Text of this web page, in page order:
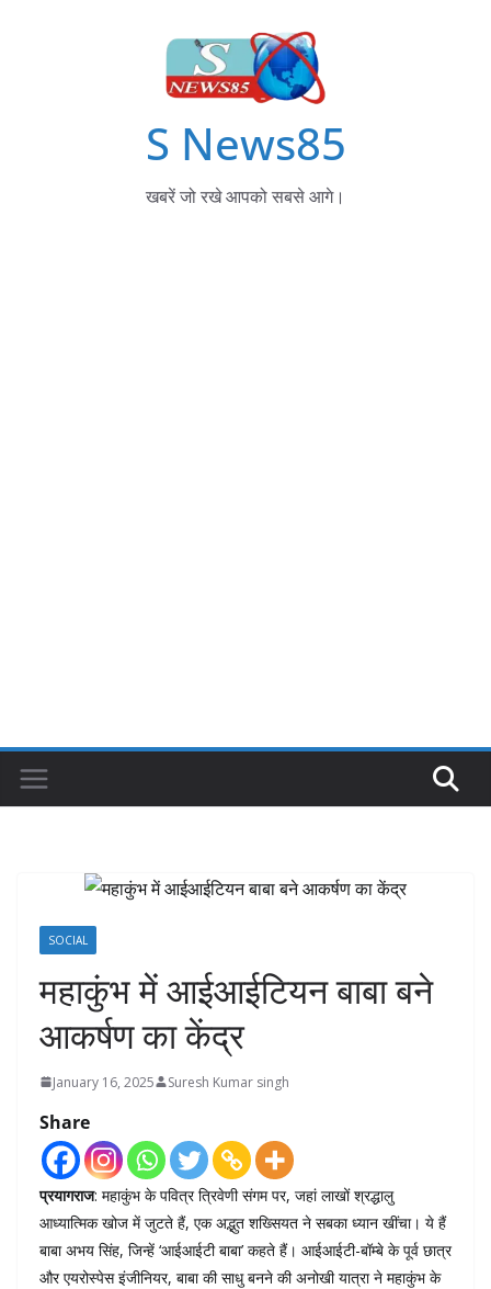
S News85
खबरें जो रखे आपको सबसे आगे।
SOCIAL
महाकुंभ में आईआईटियन बाबा बने
आकर्षण का केंद्र
January 16, 2025 Suresh Kumar singh
Share
प्रयागराज: महाकुंभ के पवित्र त्रिवेणी संगम पर, जहां लाखों श्रद्धालु
आध्यात्मिक खोज में जुटते हैं, एक अद्भुत शख्सियत ने सबका ध्यान खींचा। ये हैं
बाबा अभय सिंह, जिन्हें ‘आईआईटी बाबा’ कहते हैं। आईआईटी-बॉम्बे के पूर्व छात्र
और एयरोस्पेस इंजीनियर, बाबा की साधु बनने की अनोखी यात्रा ने महाकुंभ के